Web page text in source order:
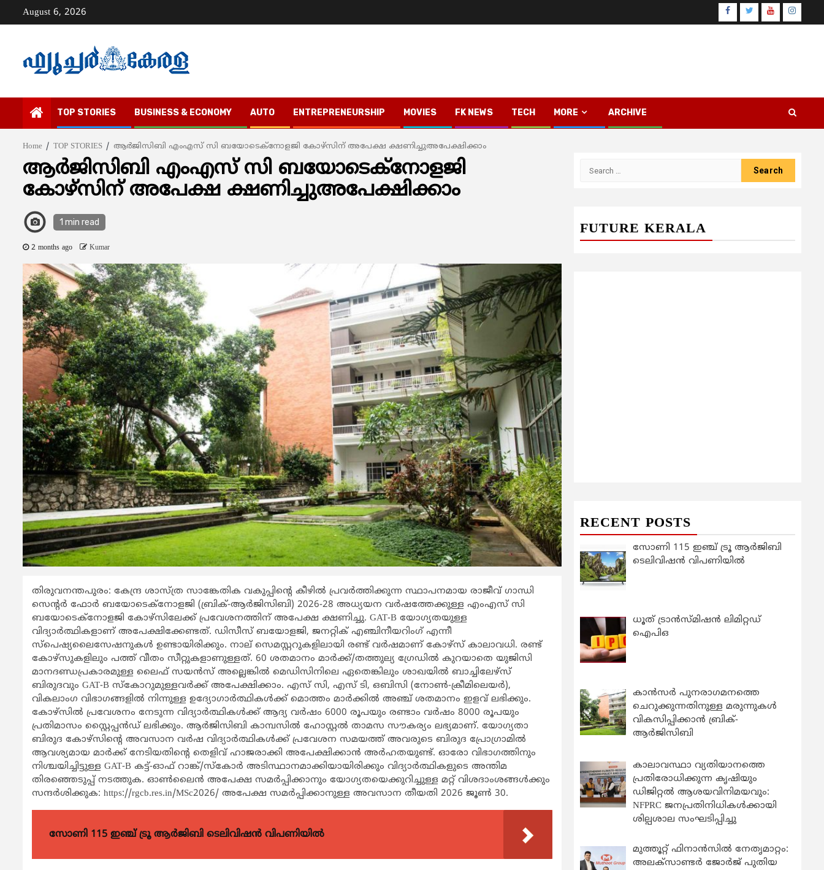
August 6, 2026 Facebook
TwitterYoutube
TOP STORIES BUSINESS & ECONOMY AUTO ENTREPRENEURSHIP MOVIES FK NEWS TECH MORE ARCHIVE
Home TOP STORIES ആര്‍ജിസിബി എംഎസ് സി ബയോടെക്നോളജി കോഴ്സിന് അപേക്ഷ ക്ഷണിച്ചുഅപേക്ഷിക്കാം
ആര്‍ജിസിബി എംഎസ് സി ബയോടെക്നോളജി
കോഴ്സിന് അപേക്ഷ ക്ഷണിച്ചുഅപേക്ഷിക്കാം
1 min read
2 months ago Kumar
തിരുവനന്തപുരം: കേന്ദ്ര ശാസ്ത്ര സാങ്കേതിക വകുപ്പിന്‍റെ കീഴില്‍ പ്രവര്‍ത്തിക്കുന്ന സ്ഥാപനമായ രാജീവ് ഗാന്ധി
സെന്‍റര്‍ ഫോര്‍ ബയോടെക്നോളജി (ബ്രിക്-ആര്‍ജിസിബി) 2026-28 അധ്യയന വര്‍ഷത്തേക്കുള്ള എംഎസ് സി
ബയോടെക്നോളജി കോഴ്സിലേക്ക് പ്രവേശനത്തിന് അപേക്ഷ ക്ഷണിച്ചു. GAT-B യോഗ്യതയുള്ള
വിദ്യാര്‍ത്ഥികളാണ് അപേക്ഷിക്കേണ്ടത്. ഡിസീസ് ബയോളജി, ജനറ്റിക് എഞ്ചിനീയറിംഗ് എന്നീ
സ്പെഷ്യലൈസേഷനുകള്‍ ഉണ്ടായിരിക്കും. നാല് സെമസ്റ്ററുകളിലായി രണ്ട് വര്‍ഷമാണ് കോഴ്സ് കാലാവധി. രണ്ട്
കോഴ്സുകളിലും പത്ത് വീതം സീറ്റുകളാണുള്ളത്. 60 ശതമാനം മാര്‍ക്ക്/തത്തുല്യ ഗ്രേഡില്‍ കുറയാതെ യുജിസി
മാനദണ്ഡപ്രകാരമുള്ള ലൈഫ് സയന്‍സ് അല്ലെങ്കില്‍ മെഡിസിനിലെ ഏതെങ്കിലും ശാഖയില്‍ ബാച്ചിലേഴ്സ്
ബിരുദവും GAT-B സ്കോറുമുള്ളവര്‍ക്ക് അപേക്ഷിക്കാം. എസ് സി, എസ് ടി, ഒബിസി (നോണ്‍-ക്രീമിലെയര്‍),
വികലാംഗ വിഭാഗങ്ങളില്‍ നിന്നുള്ള ഉദ്യോഗാര്‍ത്ഥികള്‍ക്ക് മൊത്തം മാര്‍ക്കില്‍ അഞ്ച് ശതമാനം ഇളവ് ലഭിക്കും.
കോഴ്സില്‍ പ്രവേശനം നേടുന്ന വിദ്യാര്‍ത്ഥികള്‍ക്ക് ആദ്യ വര്‍ഷം 6000 രൂപയും രണ്ടാം വര്‍ഷം 8000 രൂപയും
പ്രതിമാസം സ്റ്റൈപ്പന്‍ഡ് ലഭിക്കും. ആര്‍ജിസിബി കാമ്പസില്‍ ഹോസ്റ്റല്‍ താമസ സൗകര്യം ലഭ്യമാണ്. യോഗ്യതാ
ബിരുദ കോഴ്സിന്‍റെ അവസാന വര്‍ഷ വിദ്യാര്‍ത്ഥികള്‍ക്ക് പ്രവേശന സമയത്ത് അവരുടെ ബിരുദ പ്രോഗ്രാമില്‍
ആവശ്യമായ മാര്‍ക്ക് നേടിയതിന്‍റെ തെളിവ് ഹാജരാക്കി അപേക്ഷിക്കാന്‍ അര്‍ഹതയുണ്ട്. ഓരോ വിഭാഗത്തിനും
നിശ്ചയിച്ചിട്ടുള്ള GAT-B കട്ട്-ഓഫ് റാങ്ക്/സ്കോര്‍ അടിസ്ഥാനമാക്കിയായിരിക്കും വിദ്യാര്‍ത്ഥികളുടെ അന്തിമ
തിരഞ്ഞെടുപ്പ് നടത്തുക. ഓണ്‍ലൈന്‍ അപേക്ഷ സമര്‍പ്പിക്കാനും യോഗ്യതയെക്കുറിച്ചുള്ള മറ്റ് വിശദാംശങ്ങള്‍ക്കും
സന്ദര്‍ശിക്കുക: https://rgcb.res.in/MSc2026/ അപേക്ഷ സമര്‍പ്പിക്കാനുള്ള അവസാന തീയതി 2026 ജൂണ്‍ 30.
സോണി 115 ഇഞ്ച് ട്രൂ ആർജിബി ടെലിവിഷൻ വിപണിയിൽ
FUTURE KERALA
RECENT POSTS
സോണി 115 ഇഞ്ച് ട്രൂ ആർജിബി
ടെലിവിഷൻ വിപണിയിൽ
ധൂത് ട്രാൻസ്മിഷൻ ലിമിറ്റഡ്
ഐപിഒ
കാന്‍സര്‍ പുനരാഗമനത്തെ
ചെറുക്കുന്നതിനുള്ള മരുന്നുകള്‍
വികസിപ്പിക്കാന്‍ ബ്രിക്-
ആര്‍ജിസിബി
കാലാവസ്ഥാ വ്യതിയാനത്തെ
പ്രതിരോധിക്കുന്ന കൃഷിയും
ഡിജിറ്റൽ ആശയവിനിമയവും:
NFPRC ജനപ്രതിനിധികൾക്കായി
ശില്പശാല സംഘടിപ്പിച്ചു
മുത്തൂറ്റ് ഫിനാൻസിൽ നേതൃമാറ്റം:
അലക്സാണ്ടർ ജോർജ് പുതിയ